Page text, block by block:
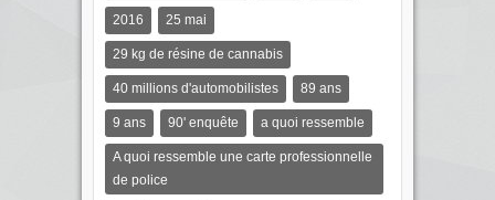
2016 25 mai
29 kg de résine de cannabis
40 millions d'automobilistes 89 ans
9 ans 90' enquête a quoi ressemble
A quoi ressemble une carte professionnelle
de police